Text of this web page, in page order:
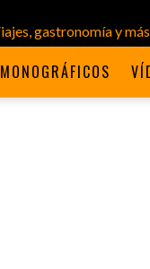
MONOGRÁFICOS